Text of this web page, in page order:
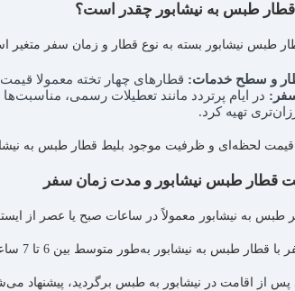
طبس به نیشابور چقدر است؟
طبس نیشابور بسته به نوع قطار و زمان سفر متغیر
و سطح خدمات: قطارهای چهار تخته معمولا
در ایام پرتردد مانند تعطیلات رسمی،
تهیه کرد.
قیمت لحظه‌ای و ظرفیت موجود بلیط قطار طبس به
قطار طبس نیشابور و مدت زمان سفر
طبس به نیشابور معمولاً در ساعات صبح یا عصر از
به‌طور متوسط بین 6 تا 7 ساعت است و تعداد توقف‌ و شرایط مسیر می‌تواند باعث تغییر جزئی در زمان رسیدن شود.
پس از اقامت در نیشابور به طبس برگردید، پیشنهاد